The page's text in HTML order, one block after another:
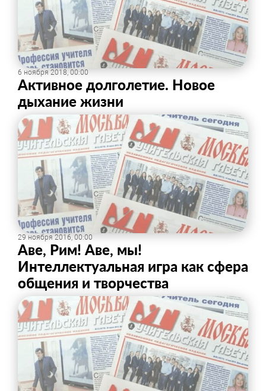
6 ноября 2018, 00:00
Активное долголетие. Новое
дыхание жизни
29 ноября 2016, 00:00
Аве, Рим! Аве, мы!
Интеллектуальная игра как сфера
общения и творчества